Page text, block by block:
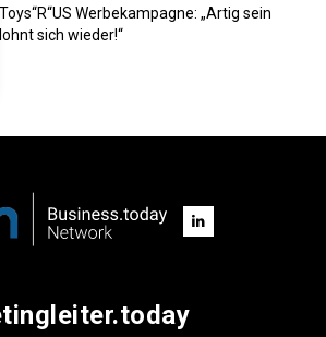
Toys“R“US Werbekampagne: „Artig sein
lohnt sich wieder!“